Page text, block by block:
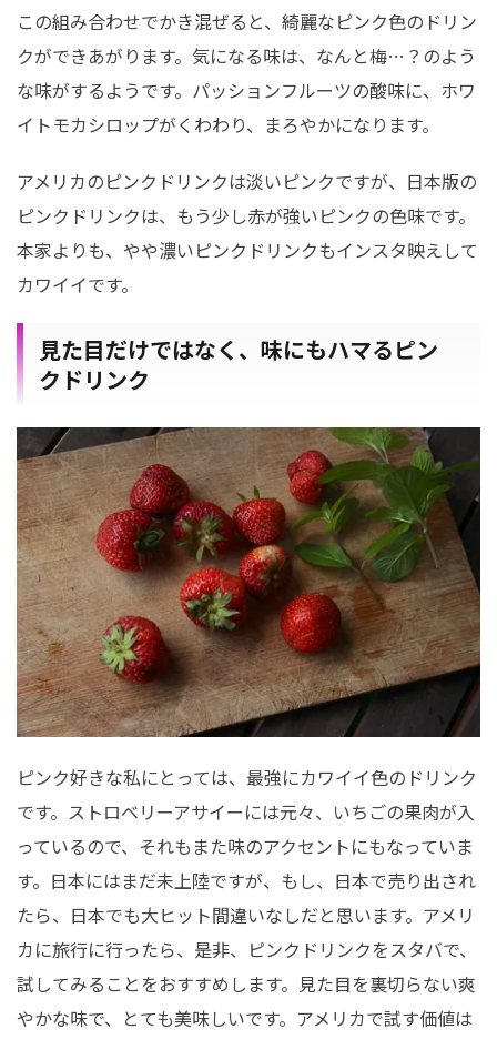
この組み合わせでかき混ぜると、綺麗なピンク色のドリン
クができあがります。気になる味は、なんと梅…？のよう
な味がするようです。パッションフルーツの酸味に、ホワ
イトモカシロップがくわわり、まろやかになります。
アメリカのピンクドリンクは淡いピンクですが、日本版の
ピンクドリンクは、もう少し赤が強いピンクの色味です。
本家よりも、やや濃いピンクドリンクもインスタ映えして
カワイイです。
見た目だけではなく、味にもハマるピン
クドリンク
ピンク好きな私にとっては、最強にカワイイ色のドリンク
です。ストロベリーアサイーには元々、いちごの果肉が入
っているので、それもまた味のアクセントにもなっていま
す。日本にはまだ未上陸ですが、もし、日本で売り出され
たら、日本でも大ヒット間違いなしだと思います。アメリ
カに旅行に行ったら、是非、ピンクドリンクをスタバで、
試してみることをおすすめします。見た目を裏切らない爽
やかな味で、とても美味しいです。アメリカで試す価値は